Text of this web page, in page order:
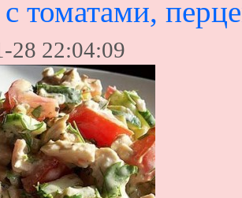
томатами,
28 22:04:09